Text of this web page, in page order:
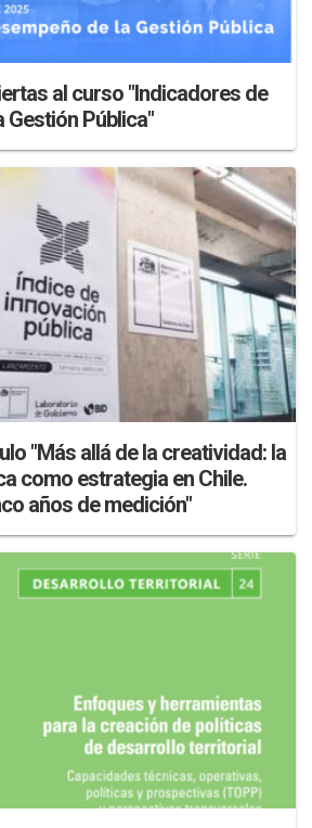
al curso "Indicadores de
Gestión Pública"
"Más allá de la creatividad: la
como estrategia en Chile.
años de medición"